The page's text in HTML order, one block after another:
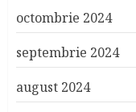
octombrie 2024
septembrie 2024
august 2024